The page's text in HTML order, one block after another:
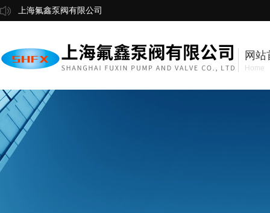
上海氟鑫泵阀有限公司
网站
Home